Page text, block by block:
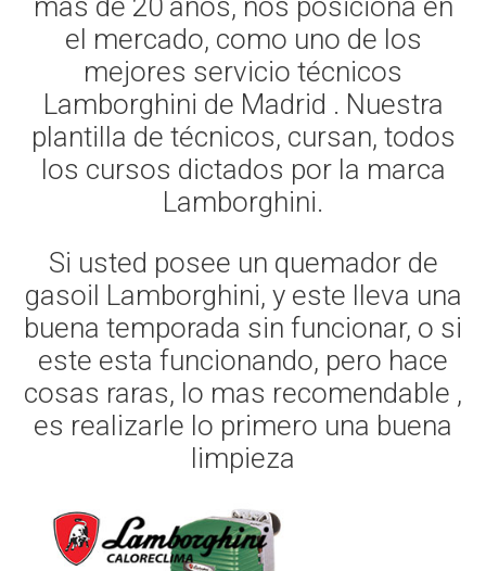
mas de 20 años, nos posiciona en
el mercado, como uno de los
mejores servicio técnicos
Lamborghini de Madrid . Nuestra
plantilla de técnicos, cursan, todos
los cursos dictados por la marca
Lamborghini.
Si usted posee un quemador de
gasoil Lamborghini, y este lleva una
buena temporada sin funcionar, o si
este esta funcionando, pero hace
cosas raras, lo mas recomendable ,
es realizarle lo primero una buena
limpieza